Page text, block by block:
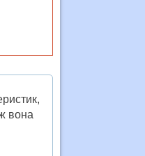
вона